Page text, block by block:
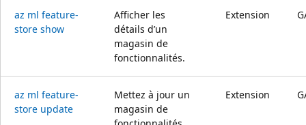
az ml feature-
store show
Afficher les
détails d’un
magasin de
fonctionnalités.
Extension
az ml feature-
store update
Mettez à jour un
magasin de
Extension